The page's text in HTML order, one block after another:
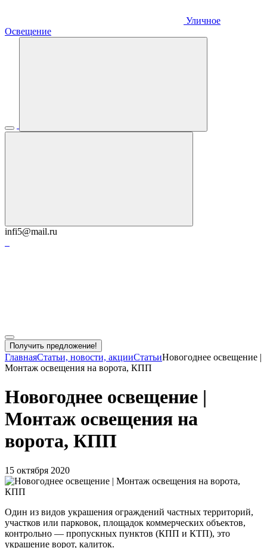
Уличное
Освещение
infi5@mail.ru
Получить предложение!
ГлавнаяСтатьи, новости, акцииСтатьиНовогоднее освещение |
Монтаж освещения на ворота, КПП
Новогоднее освещение |
Монтаж освещения на
ворота, КПП
15 октября 2020
Один из видов украшения ограждений частных территорий,
участков или парковок, площадок коммерческих объектов,
контрольно — пропускных пунктов (КПП и КТП), это
украшение ворот, калиток.